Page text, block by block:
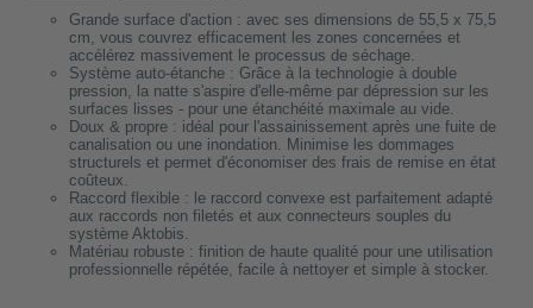
Grande surface d'action : avec ses dimensions de 55,5 x 75,5
cm, vous couvrez efficacement les zones concernées et
accélérez massivement le processus de séchage.
Système auto-étanche : Grâce à la technologie à double
pression, la natte s'aspire d'elle-même par dépression sur les
surfaces lisses - pour une étanchéité maximale au vide.
Doux & propre : idéal pour l'assainissement après une fuite de
canalisation ou une inondation. Minimise les dommages
structurels et permet d'économiser des frais de remise en état
coûteux.
Raccord flexible : le raccord convexe est parfaitement adapté
aux raccords non filetés et aux connecteurs souples du
système Aktobis.
Matériau robuste : finition de haute qualité pour une utilisation
professionnelle répétée, facile à nettoyer et simple à stocker.